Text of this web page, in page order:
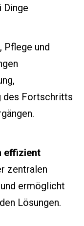
Dinge
Pflege und
des Fortschritts
effizient
zentralen
ermöglicht
Lösungen.